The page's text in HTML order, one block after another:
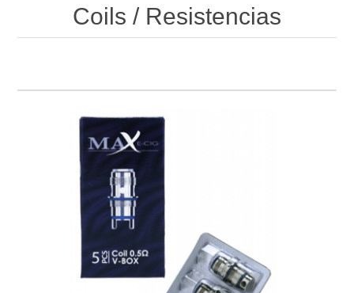
Coils / Resistencias